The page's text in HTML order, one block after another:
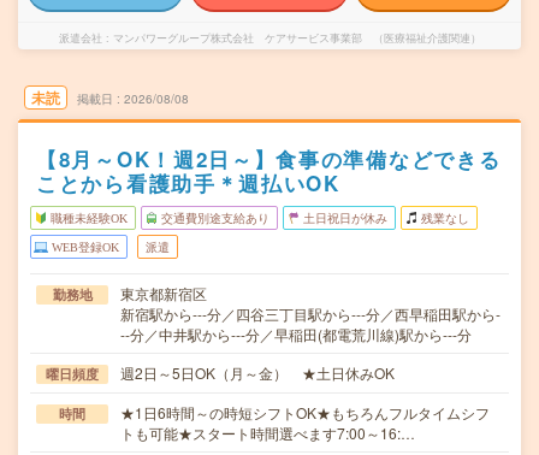
派遣会社 マンパワーグループ株式会社 ケアサービス事業部 （医療福祉介護関連）
未読 掲載日 2026/08/08
【8月～OK！週2日～】食事の準備などできる
ことから看護助手＊週払いOK
職種未経験OK 交通費別途支給あり 土日祝日が休み 残業なし
WEB登録OK 派遣
勤務地
東京都新宿区
新宿駅から---分／四谷三丁目駅から---分／西早稲田駅から-
--分／中井駅から---分／早稲田(都電荒川線)駅から---分
曜日頻度 週2日～5日OK（月～金） ★土日休みOK
時間
★1日6時間～の時短シフトOK★もちろんフルタイムシフ
トも可能★スタート時間選べます7:00～16:…